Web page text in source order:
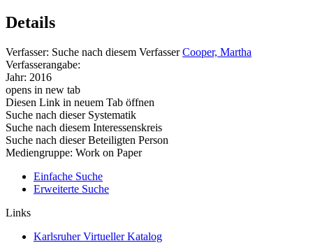
Details
Verfasser: Suche nach diesem Verfasser Cooper, Martha
Verfasserangabe:
Jahr: 2016
opens in new tab
Diesen Link in neuem Tab öffnen
Suche nach dieser Systematik
Suche nach diesem Interessenskreis
Suche nach dieser Beteiligten Person
Mediengruppe: Work on Paper
Einfache Suche
Erweiterte Suche
Links
Karlsruher Virtueller Katalog